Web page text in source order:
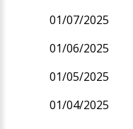
01/07/2025
01/06/2025
01/05/2025
01/04/2025